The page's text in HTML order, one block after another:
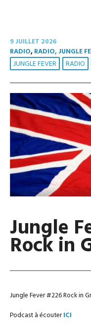
9 JUILLET 2026
RADIO,RADIO, JUNGLE
JUNGLE FEVER RADIO
Jungle
Rock in
Jungle Fever #226 Rock in
Podcast à écouterICI